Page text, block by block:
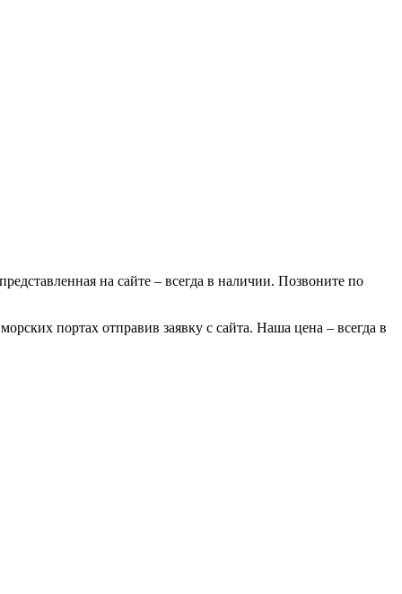
на сайте – всегда в наличии. Позвоните по
портах отправив заявку с сайта. Наша цена – всегда в